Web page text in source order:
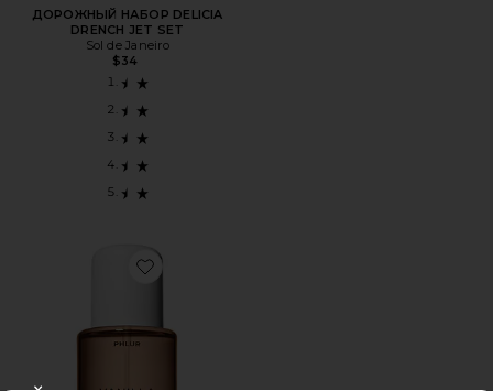
ДОРОЖНЫЙ НАБОР DELICIA
DRENCH JET SET
Sol de Janeiro
$34
Favorite ТУАЛЕТНАЯ ВОДА ДЛЯ ВОЛОС И ТЕЛА HAIR